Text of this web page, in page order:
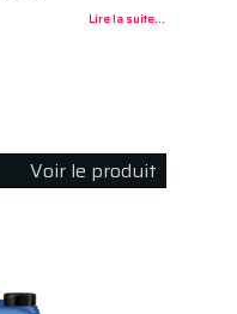
Lire la suite...
Voir le produit